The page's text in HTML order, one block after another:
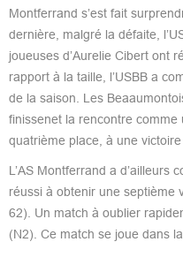
Montferrand s’est fait
dernière, malgré la défaite,
joueuses d’Aurelie Cibert ont
rapport à la taille, l’USBB a
de la saison. Les
finissenet la rencontre comme
quatrième place, à une
L’AS Montferrand a d’ailleurs
réussi à obtenir une septième
62). Un match à oublier
(N2). Ce match se joue dans